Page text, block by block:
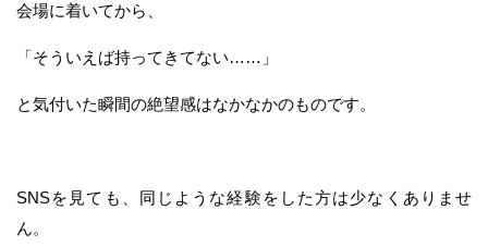
会場に着いてから、
「そういえば持ってきてない……」
と気付いた瞬間の絶望感はなかなかのものです。
SNSを見ても、同じような経験をした方は少なくありませ
ん。